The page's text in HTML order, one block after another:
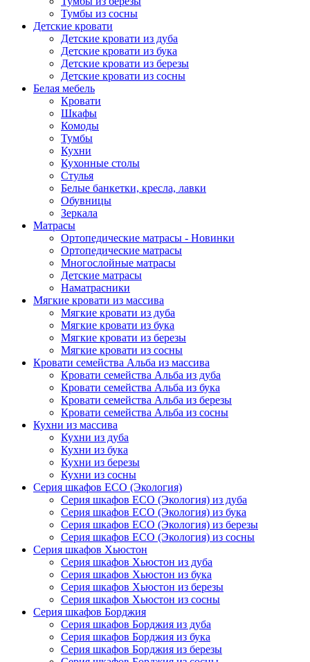
Тумбы из сосны
Детские кровати
Детские кровати из дуба
Детские кровати из бука
Детские кровати из березы
Детские кровати из сосны
Белая мебель
Кровати
Шкафы
Комоды
Тумбы
Кухни
Кухонные столы
Стулья
Белые банкетки, кресла, лавки
Обувницы
Зеркала
Матрасы
Ортопедические матрасы - Новинки
Ортопедические матрасы
Многослойные матрасы
Детские матрасы
Наматрасники
Мягкие кровати из массива
Мягкие кровати из дуба
Мягкие кровати из бука
Мягкие кровати из березы
Мягкие кровати из сосны
Кровати семейства Альба из массива
Кровати семейства Альба из дуба
Кровати семейства Альба из бука
Кровати семейства Альба из березы
Кровати семейства Альба из сосны
Кухни из массива
Кухни из дуба
Кухни из бука
Кухни из березы
Кухни из сосны
Серия шкафов ECO (Экология)
Серия шкафов ECO (Экология) из дуба
Серия шкафов ECO (Экология) из бука
Серия шкафов ECO (Экология) из березы
Серия шкафов ECO (Экология) из сосны
Серия шкафов Хьюстон
Серия шкафов Хьюстон из дуба
Серия шкафов Хьюстон из бука
Серия шкафов Хьюстон из березы
Серия шкафов Хьюстон из сосны
Серия шкафов Борджия
Серия шкафов Борджия из дуба
Серия шкафов Борджия из бука
Серия шкафов Борджия из березы